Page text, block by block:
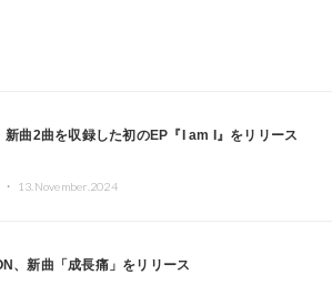
新曲2曲を収録した初のEP『I am I』をリリース
13.November.2024
、新曲「成長痛」をリリース